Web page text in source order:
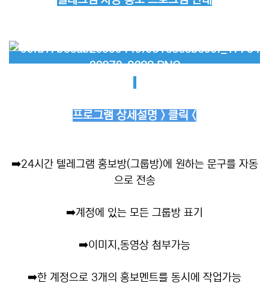
프로그램 상세설명 > 클릭 <
➡️24시간 텔레그램 홍보방(그룹방)에 원하는 문구를 자동
으로 전송
➡️계정에 있는 모든 그룹방 표기
➡️이미지,동영상 첨부가능
➡️한 계정으로 3개의 홍보멘트를 동시에 작업가능